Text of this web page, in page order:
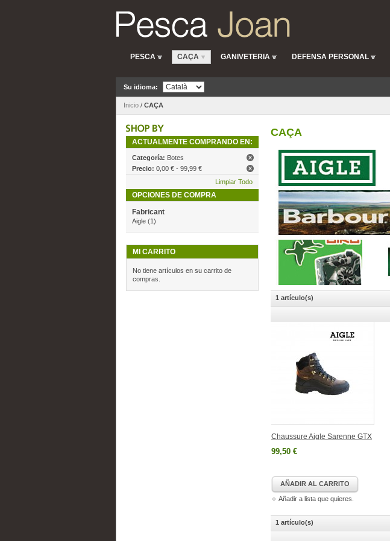
PESCA CAÇA GANIVETERIA DEFENSA PERSONAL
Su idioma:
Inicio / CAÇA
CAÇA
1 artículo(s)
Chaussure Aigle Sarenne GTX
99,50 €
AÑADIR AL CARRITO
Añadir a lista que quieres.
1 artículo(s)
ACTUALMENTE COMPRANDO EN:
Categoría: Botes
Precio: 0,00 € - 99,99 €
Limpiar Todo
OPCIONES DE COMPRA
Fabricant
Aigle (1)
MI CARRITO
No tiene artículos en su carrito de
compras.